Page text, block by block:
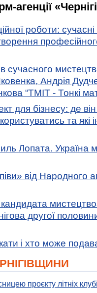
агенції
роботи:
сучасного
Андрія
“ТМІТ - Тонкі
для бізнесу: де
та які
Лопата. Україна
від Народного
другої
і хто може
проєкту літніх